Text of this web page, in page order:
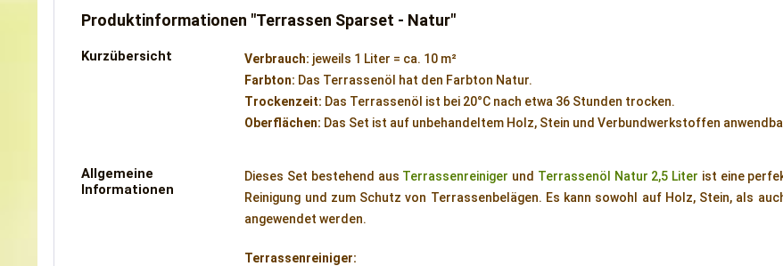
Produktinformationen "Terrassen Sparset - Natur"
Kurzübersicht Verbrauch: jeweils 1 Liter = ca. 10 m²
Farbton: Das Terrassenöl hat den Farbton Natur.
Trockenzeit: Das Terrassenöl ist bei 20°C nach etwa 36 Stunden trocken.
Oberflächen: Das Set ist auf unbehandeltem Holz, Stein und Verbundwerkstoffen
Allgemeine
Informationen
Dieses Set bestehend aus Terrassenreiniger und Terrassenöl Natur 2,5 Liter ist eine
Reinigung und zum Schutz von Terrassenbelägen. Es kann sowohl auf Holz, Stein, als
angewendet werden.
Terrassenreiniger: